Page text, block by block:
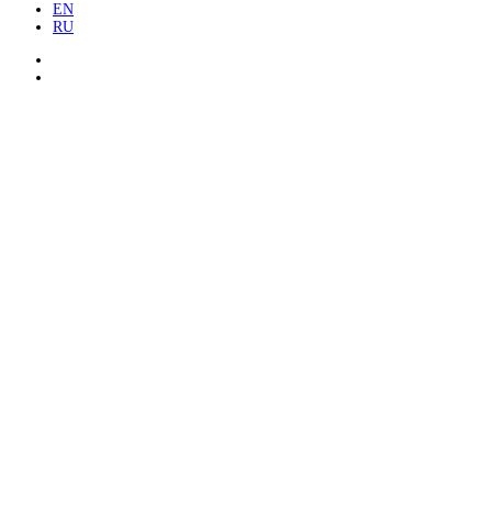
EN
RU